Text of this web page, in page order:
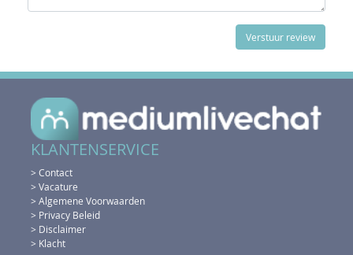
KLANTENSERVICE
> Contact
> Vacature
> Algemene Voorwaarden
> Privacy Beleid
> Disclaimer
> Klacht